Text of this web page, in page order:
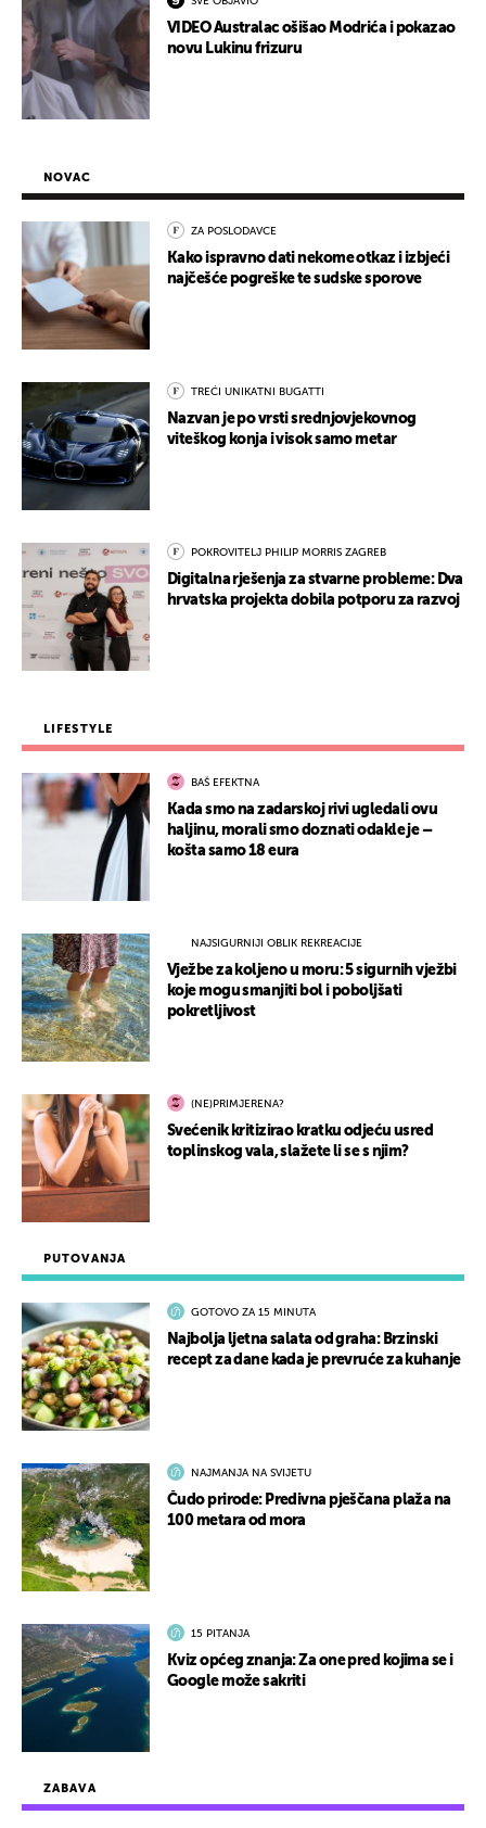
ZABAVA
VIDEO Australac ošišao Modrića i pokazao
novu Lukinu frizuru
PUTOVANJA
GOTOVO ZA 15 MINUTA
Najbolja ljetna salata od graha: Brzinski
recept za dane kada je prevruće za kuhanje
NAJMANJA NA SVIJETU
Čudo prirode: Predivna pješčana plaža na
100 metara od mora
15 PITANJA
Kviz općeg znanja: Za one pred kojima se i
Google može sakriti
NOVAC
ZA POSLODAVCE
Kako ispravno dati nekome otkaz i izbjeći
najčešće pogreške te sudske sporove
TREĆI UNIKATNI BUGATTI
Nazvan je po vrsti srednjovjekovnog
viteškog konja i visok samo metar
POKROVITELJ PHILIP MORRIS ZAGREB
Digitalna rješenja za stvarne probleme: Dva
hrvatska projekta dobila potporu za razvoj
LIFESTYLE
BAŠ EFEKTNA
Kada smo na zadarskoj rivi ugledali ovu
haljinu, morali smo doznati odakle je –
košta samo 18 eura
NAJSIGURNIJI OBLIK REKREACIJE
Vježbe za koljeno u moru: 5 sigurnih vježbi
koje mogu smanjiti bol i poboljšati
pokretljivost
(NE)PRIMJERENA?
Svećenik kritizirao kratku odjeću usred
toplinskog vala, slažete li se s njim?